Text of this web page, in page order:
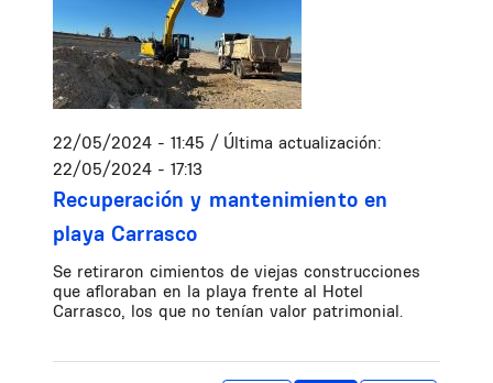
22/05/2024 - 11:45 / Última actualización:
22/05/2024 - 17:13
Recuperación y mantenimiento en
playa Carrasco
Se retiraron cimientos de viejas construcciones
que afloraban en la playa frente al Hotel
Carrasco, los que no tenían valor patrimonial.